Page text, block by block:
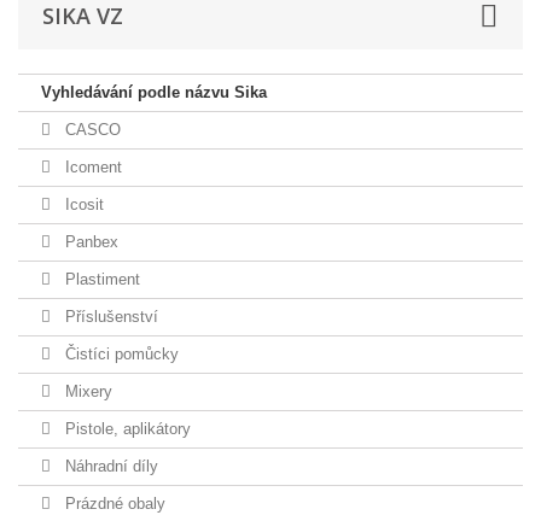
SIKA VZ
Vyhledávání podle názvu Sika
CASCO
Icoment
Icosit
Panbex
Plastiment
Příslušenství
Čistíci pomůcky
Mixery
Pistole, aplikátory
Náhradní díly
Prázdné obaly